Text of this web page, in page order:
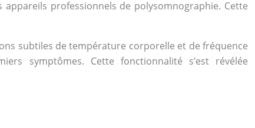
professionnels de polysomnographie. Cette
subtiles de température corporelle et de fréquence
symptômes. Cette fonctionnalité s’est révélée